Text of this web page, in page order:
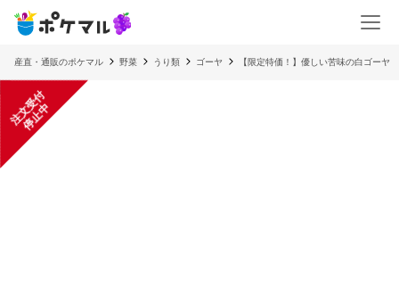
産直・通販のポケマル 野菜 うり類 ゴーヤ 【限定特価！】優しい苦味の白ゴーヤ
注
文
受
付
停
止
中